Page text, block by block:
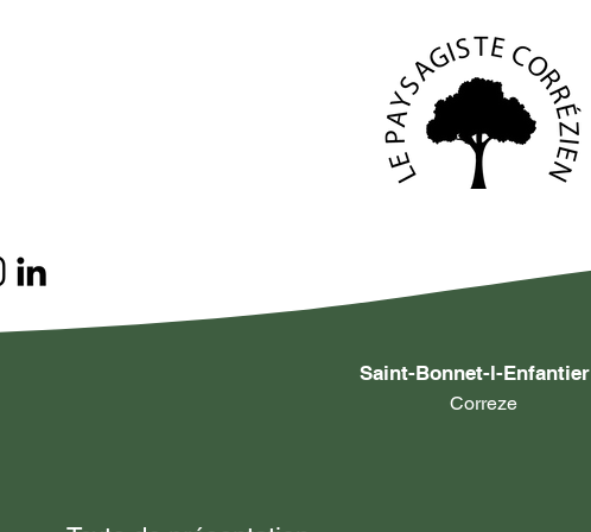
Saint-Bonnet-l-Enfantier
Correze